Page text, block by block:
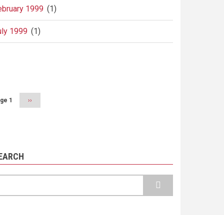
1999 (1)
1999 (1)
1
Next
page
››